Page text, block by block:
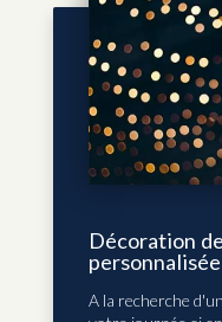
Décoration
personnalisée
A la recherche